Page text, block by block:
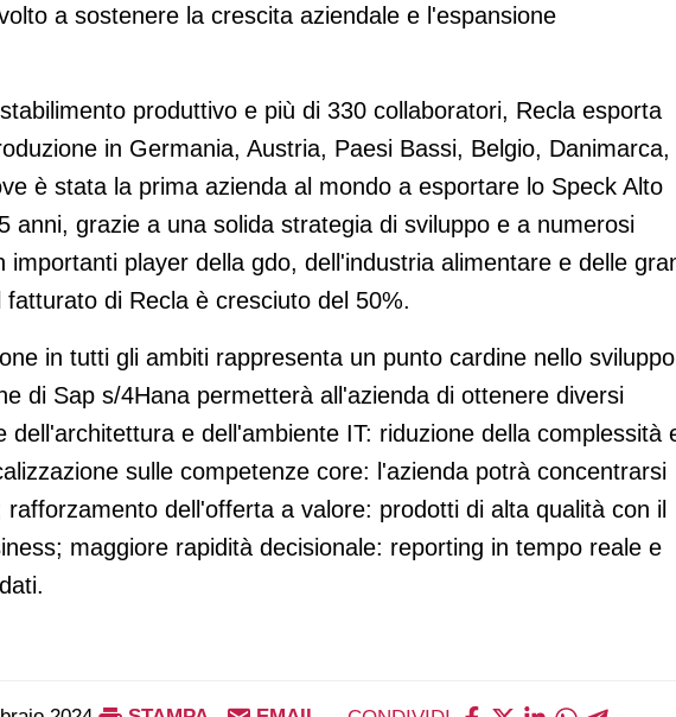
a sostenere la crescita aziendale e l'espansione
produttivo e più di 330 collaboratori, Recla esporta
in Germania, Austria, Paesi Bassi, Belgio, Danimarca,
è stata la prima azienda al mondo a esportare lo Speck Alto
anni, grazie a una solida strategia di sviluppo e a numerosi
importanti player della gdo, dell'industria alimentare e delle
di Recla è cresciuto del 50%.
in tutti gli ambiti rappresenta un punto cardine nello
di Sap s/4Hana permetterà all'azienda di ottenere diversi
dell'architettura e dell'ambiente IT: riduzione della complessità
sulle competenze core: l'azienda potrà concentrarsi
dell'offerta a valore: prodotti di alta qualità con il
maggiore rapidità decisionale: reporting in tempo reale e